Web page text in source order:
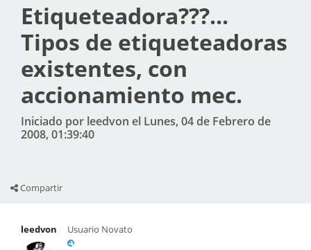
Etiqueteadora???...
Tipos de etiqueteadoras
existentes, con
accionamiento mec.
Iniciado por leedvon el Lunes, 04 de Febrero de
2008, 01:39:40
Compartir
leedvon Usuario Novato